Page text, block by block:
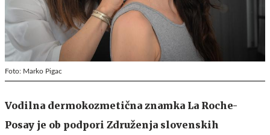
Foto: Marko Pigac
Vodilna dermokozmetična znamka La Roche-
Posay je ob podpori Združenja slovenskih